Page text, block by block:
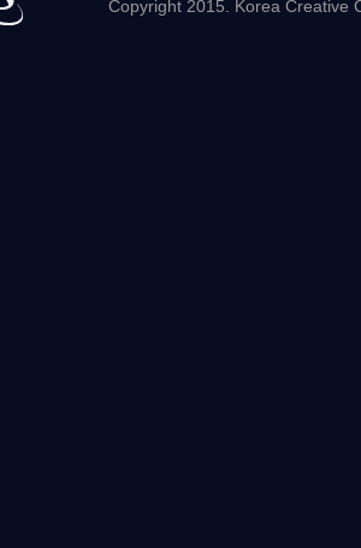
Copyright 2015. Korea Creative